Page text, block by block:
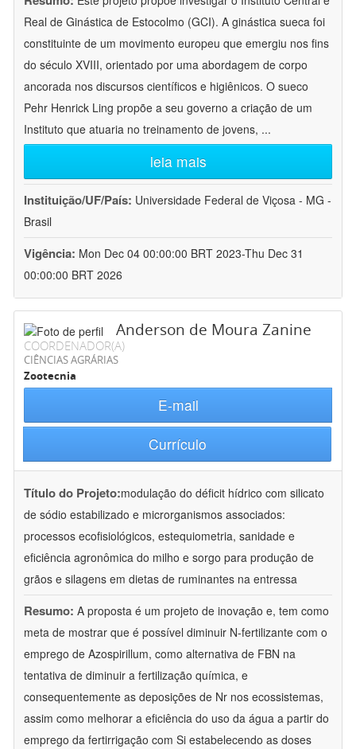
Real de Ginástica de Estocolmo (GCI). A ginástica sueca foi
constituinte de um movimento europeu que emergiu nos fins
do século XVIII, orientado por uma abordagem de corpo
ancorada nos discursos científicos e higiênicos. O sueco
Pehr Henrick Ling propõe a seu governo a criação de um
Instituto que atuaria no treinamento de jovens, ...
leia mais
Instituição/UF/País: Universidade Federal de Viçosa - MG -
Brasil
Vigência: Mon Dec 04 00:00:00 BRT 2023-Thu Dec 31
00:00:00 BRT 2026
Anderson de Moura Zanine
COORDENADOR(A)
CIÊNCIAS AGRÁRIAS
Zootecnia
E-mail
Currículo
Título do Projeto:modulação do déficit hídrico com silicato
de sódio estabilizado e microrganismos associados:
processos ecofisiológicos, estequiometria, sanidade e
eficiência agronômica do milho e sorgo para produção de
grãos e silagens em dietas de ruminantes na entressa
Resumo: A proposta é um projeto de inovação e, tem como
meta de mostrar que é possível diminuir N-fertilizante com o
emprego de Azospirillum, como alternativa de FBN na
tentativa de diminuir a fertilização química, e
consequentemente as deposições de Nr nos ecossistemas,
assim como melhorar a eficiência do uso da água a partir do
emprego da fertirrigação com Si estabelecendo as doses